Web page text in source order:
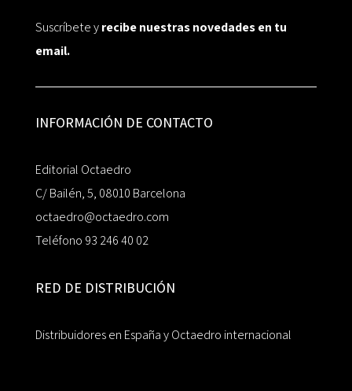
Suscríbete yrecibe nuestras novedades en tu
email.
INFORMACIÓN DE CONTACTO
Editorial Octaedro
C/ Bailén, 5, 08010 Barcelona
octaedro@octaedro.com
Teléfono 93 246 40 02
RED DE DISTRIBUCIÓN
Distribuidores en España y Octaedro internacional